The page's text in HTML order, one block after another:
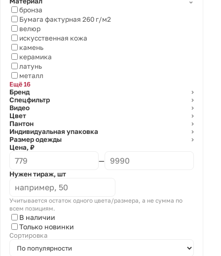
бронза
Бумага фактурная 260 г/м2
велюр
искусственная кожа
камень
керамика
латунь
металл
Ещё 16
Бренд
⌄
Спецфильтр ⌄
Видео ⌄
Цвет ⌄
Пантон ⌄
Индивидуальная упаковка ⌄
Размер одежды ⌄
Цена, ₽
—
Нужен тираж, шт
Учитывается остаток одного цвета/размера, а не сумма по
всем позициям.
В наличии
Только новинки
Сортировка